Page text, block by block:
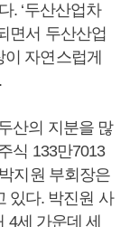
. ‘두산산업차
면서 두산산업
자연스럽게
산의 지분을 많
식 133만7013
지원 부회장은
있다. 박진원 사
4세 가운데 세